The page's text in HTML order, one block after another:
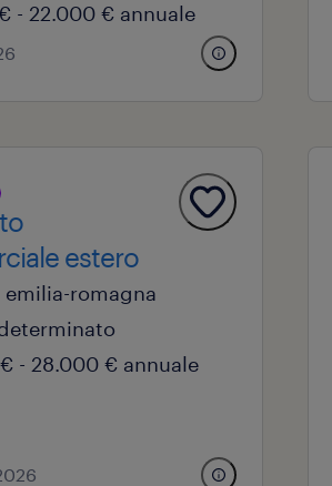
- 22.000 € annuale
estero
emilia-romagna
- 28.000 € annuale